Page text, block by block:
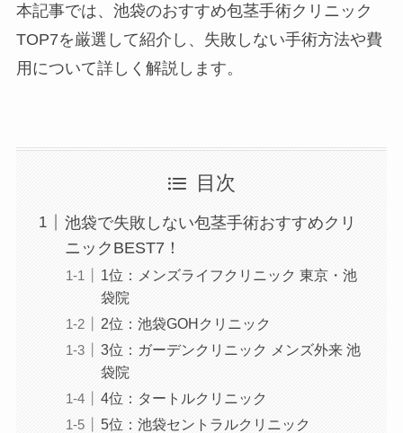
本記事では、池袋のおすすめ包茎手術クリニック
TOP7を厳選して紹介し、失敗しない手術方法や費
用について詳しく解説します。
目次
池袋で失敗しない包茎手術おすすめクリ
ニックBEST7！
1位：メンズライフクリニック 東京・池
袋院
2位：池袋GOHクリニック
3位：ガーデンクリニック メンズ外来 池
袋院
4位：タートルクリニック
5位：池袋セントラルクリニック